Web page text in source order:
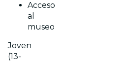
Acceso
al
museo
Joven
(13-